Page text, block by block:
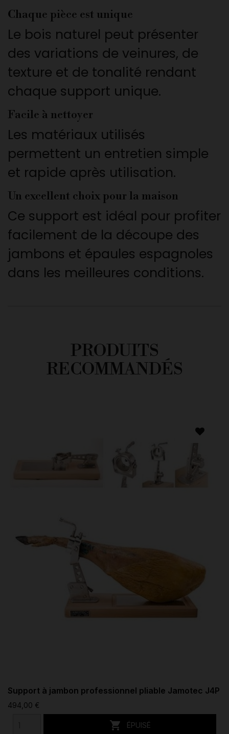
Chaque pièce est unique
Le bois naturel peut présenter
des variations de veinures, de
texture et de tonalité rendant
chaque support unique.
Facile à nettoyer
Les matériaux utilisés
permettent un entretien simple
et rapide après utilisation.
Un excellent choix pour la maison
Ce support est idéal pour profiter
facilement de la découpe des
jambons et épaules espagnoles
dans les meilleures conditions.
PRODUITS
RECOMMANDÉS
Support à jambon professionnel pliable Jamotec J4P
494,00 €
 ÉPUISÉ